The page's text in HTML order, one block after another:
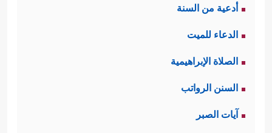
أدعية من السنة
الدعاء للميت
الصلاة الإبراهيمية
السنن الرواتب
آيات الصبر